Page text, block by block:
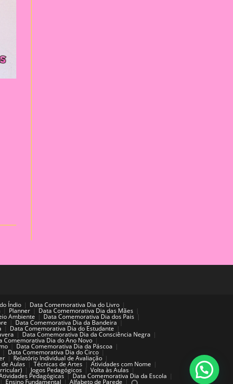
Índio Data Comemorativa Dia do Livro
Planner Data Comemorativa Dia das Mães
Ambiente Data Comemorativa Dia dos Pais
Data Comemorativa Dia da Bandeira
Data Comemorativa Dia do Estudante
Data Comemorativa Dia da Consciência Negra
Comemorativa Dia do Ano Novo
Data Comemorativa Dia da Páscoa
Data Comemorativa Dia do Circo
Relatório Individual de Avaliação
Aulas Técnicas de Artes Atividades com Nome
Jogos Pedagógicos Volta às Aulas
Pedagógicas Data Comemorativa Dia da Escola
Ensino Fundamental Alfabeto de Parede